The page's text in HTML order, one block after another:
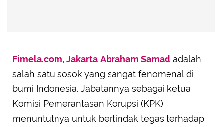
Fimela.com, Jakarta Abraham Samad adalah
salah satu sosok yang sangat fenomenal di
bumi Indonesia. Jabatannya sebagai ketua
Komisi Pemerantasan Korupsi (KPK)
menuntutnya untuk bertindak tegas terhadap